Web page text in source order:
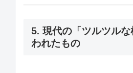
5. 現代の「ツルツル
われたもの